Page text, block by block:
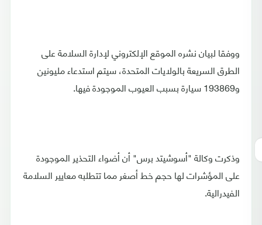
ووفقا لبيان نشره الموقع الإلكتروني لإدارة السلامة على
الطرق السريعة بالولايات المتحدة، سيتم استدعاء مليونين
و193869 سيارة بسبب العيوب الموجودة فيها.
وذكرت وكالة "أسوشيتد برس" أن أضواء التحذير الموجودة
على المؤشرات لها حجم خط أصغر مما تتطلبه معايير السلامة
الفيدرالية.